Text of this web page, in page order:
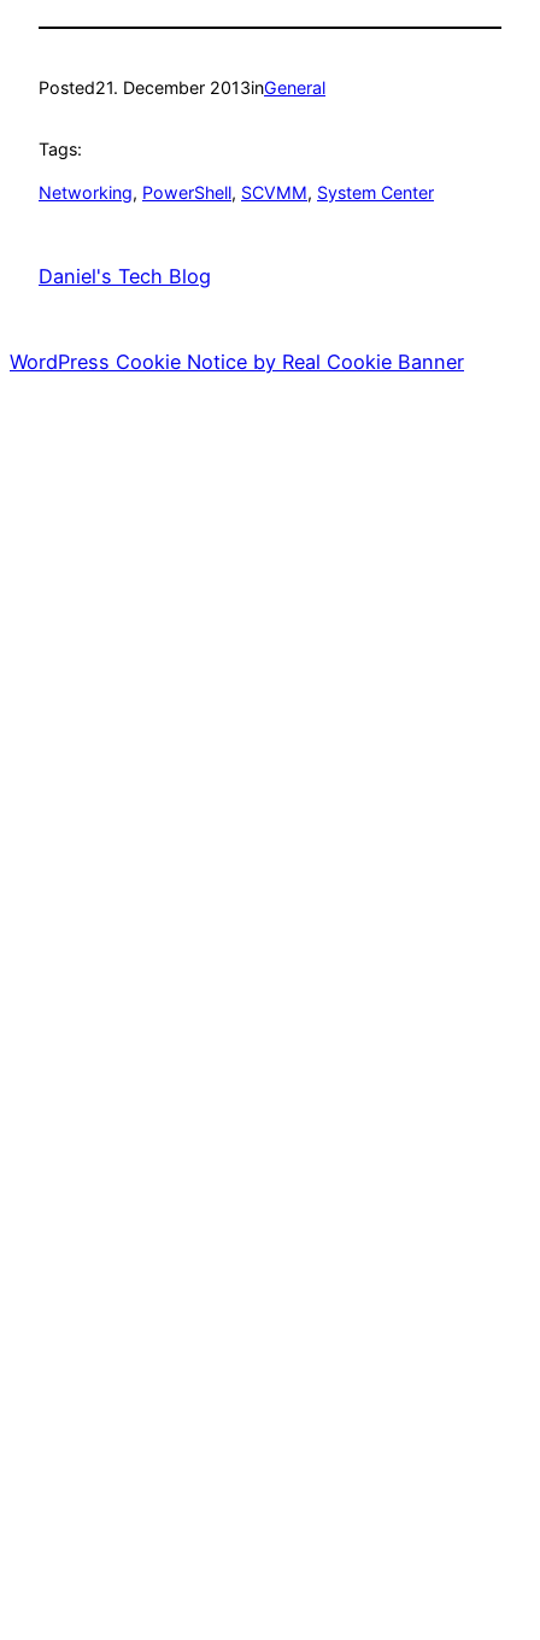
Posted21. December 2013inGeneral
Tags:
Networking, PowerShell, SCVMM, System Center
Daniel's Tech Blog
WordPress Cookie Notice by Real Cookie Banner